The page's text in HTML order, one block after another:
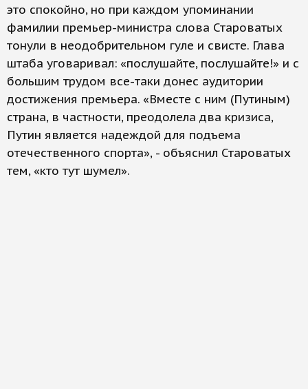
это спокойно, но при каждом упоминании
фамилии премьер-министра слова Староватых
тонули в неодобрительном гуле и свисте. Глава
штаба уговаривал: «послушайте, послушайте!» и с
большим трудом все-таки донес аудитории
достижения премьера. «Вместе с ним (Путиным)
страна, в частности, преодолела два кризиса,
Путин является надеждой для подъема
отечественного спорта», - объяснил Староватых
тем, «кто тут шумел».